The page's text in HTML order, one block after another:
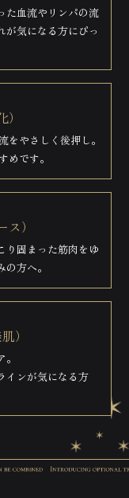
た血流やリンパの流
が気になる方にぴっ
をやさしく後押し。
めです。
）
り固まった筋肉をゆ
方へ。
）
インが気になる方